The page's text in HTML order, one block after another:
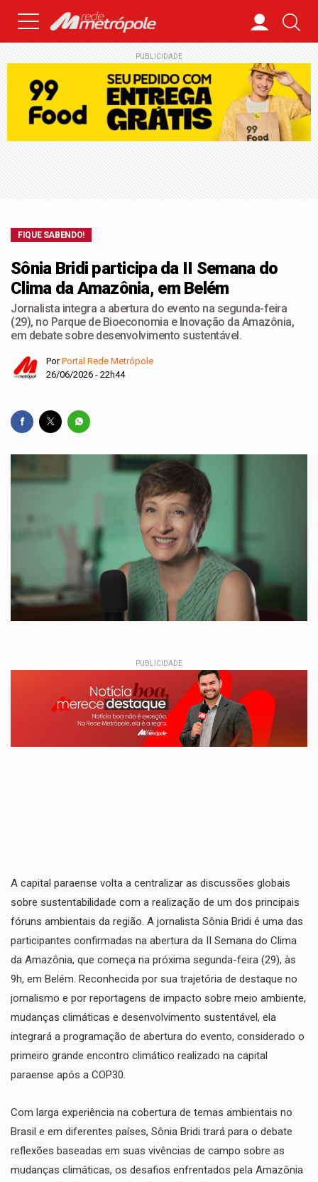
PUBLICIDADE
FIQUE SABENDO!
Sônia Bridi participa da II Semana do
Clima da Amazônia, em Belém
Jornalista integra a abertura do evento na segunda-feira
(29), no Parque de Bioeconomia e Inovação da Amazônia,
em debate sobre desenvolvimento sustentável.
PorPortal Rede Metrópole
26/06/2026 - 22h44
PUBLICIDADE
A capital paraense volta a centralizar as discussões globais
sobre sustentabilidade com a realização de um dos principais
fóruns ambientais da região. A jornalista Sônia Bridi é uma das
participantes confirmadas na abertura da II Semana do Clima
da Amazônia, que começa na próxima segunda-feira (29), às
9h, em Belém. Reconhecida por sua trajetória de destaque no
jornalismo e por reportagens de impacto sobre meio ambiente,
mudanças climáticas e desenvolvimento sustentável, ela
integrará a programação de abertura do evento, considerado o
primeiro grande encontro climático realizado na capital
paraense após a COP30.
​Com larga experiência na cobertura de temas ambientais no
Brasil e em diferentes países, Sônia Bridi trará para o debate
reflexões baseadas em suas vivências de campo sobre as
mudanças climáticas, os desafios enfrentados pela Amazônia